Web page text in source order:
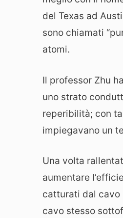
del Texas ad
sono chiamati
atomi.
Il professor Zhu
uno strato
reperibilità; con
impiegavano un
Una volta
aumentare
catturati dal cavo
cavo stesso